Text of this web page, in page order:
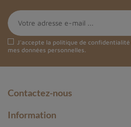
J'accepte la politique de confidentialité
mes données personnelles.
Contactez-nous
Information